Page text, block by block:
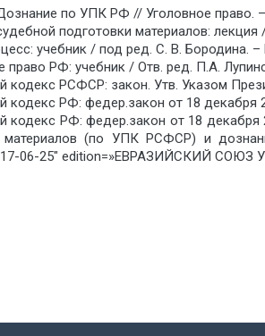
по УПК РФ // Уголовное право.
подготовки материалов:
учебник / под ред. С. В.
право РФ: учебник / Отв. ред. П.А.
кодекс РСФСР: закон. Утв. Указом
кодекс РФ: федер.закон от 18
кодекс РФ: федер.закон от 18
материалов (по УПК РСФСР) и
06-25″ edition=»ЕВРАЗИЙСКИЙ СОЮЗ